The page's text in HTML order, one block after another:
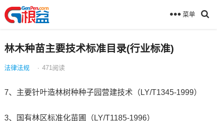
菜单
林木种苗主要技术标准目录(行业标准)
法律法规 · 471 阅读
7、主要针叶造林树种种子园营建技术（LY/T1345-1999）
3、国有林区标准化苗圃（LY/T1185-1996）